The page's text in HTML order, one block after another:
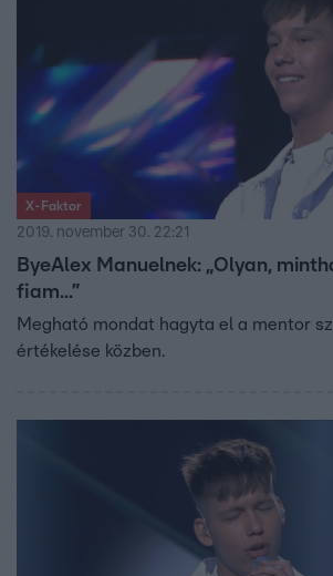
X-Faktor
2019. november 30. 22:21
ByeAlex Manuelnek: „Olyan,
fiam...”
Megható mondat hagyta el a mentor
értékelése közben.